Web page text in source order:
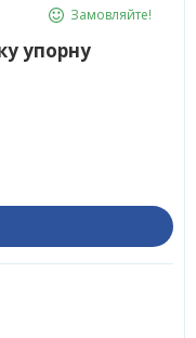
Замовляйте!
упорну